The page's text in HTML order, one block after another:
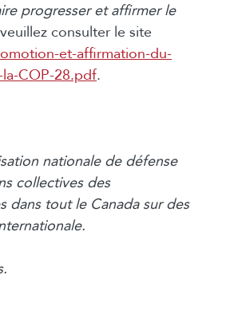
progresser et affirmer le
consulter le site
et-affirmation-du-
COP-28.pdf.
nationale de défense
collectives des
dans tout le Canada sur des